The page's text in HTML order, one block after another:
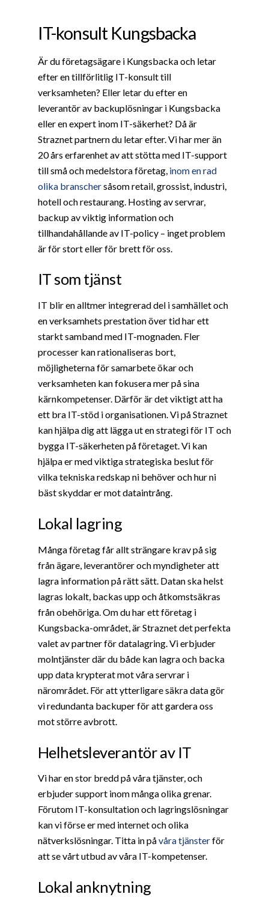
IT-konsult Kungsbacka
Är du företagsägare i Kungsbacka och letar
efter en tillförlitlig IT-konsult till
verksamheten? Eller letar du efter en
leverantör av backuplösningar i Kungsbacka
eller en expert inom IT-säkerhet? Då är
Straznet partnern du letar efter. Vi har mer än
20 års erfarenhet av att stötta med IT-support
till små och medelstora företag, inom en rad
olika branschersåsom retail, grossist, industri,
hotell och restaurang. Hosting av servrar,
backup av viktig information och
tillhandahållande av IT-policy – inget problem
är för stort eller för brett för oss.
IT som tjänst
IT blir en alltmer integrerad del i samhället och
en verksamhets prestation över tid har ett
starkt samband med IT-mognaden. Fler
processer kan rationaliseras bort,
möjligheterna för samarbete ökar och
verksamheten kan fokusera mer på sina
kärnkompetenser. Därför är det viktigt att ha
ett bra IT-stöd i organisationen. Vi på Straznet
kan hjälpa dig att lägga ut en strategi för IT och
bygga IT-säkerheten på företaget. Vi kan
hjälpa er med viktiga strategiska beslut för
vilka tekniska redskap ni behöver och hur ni
bäst skyddar er mot dataintrång.
Lokal lagring
Många företag får allt strängare krav på sig
från ägare, leverantörer och myndigheter att
lagra information på rätt sätt. Datan ska helst
lagras lokalt, backas upp och åtkomstsäkras
från obehöriga. Om du har ett företag i
Kungsbacka-området, är Straznet det perfekta
valet av partner för datalagring. Vi erbjuder
molntjänster där du både kan lagra och backa
upp data krypterat mot våra servrar i
närområdet. För att ytterligare säkra data gör
vi redundanta backuper för att gardera oss
mot större avbrott.
Helhetsleverantör av IT
Vi har en stor bredd på våra tjänster, och
erbjuder support inom många olika grenar.
Förutom IT-konsultation och lagringslösningar
kan vi förse er med internet och olika
nätverkslösningar. Titta in påvåra tjänsterför
att se vårt utbud av våra IT-kompetenser.
Lokal anknytning